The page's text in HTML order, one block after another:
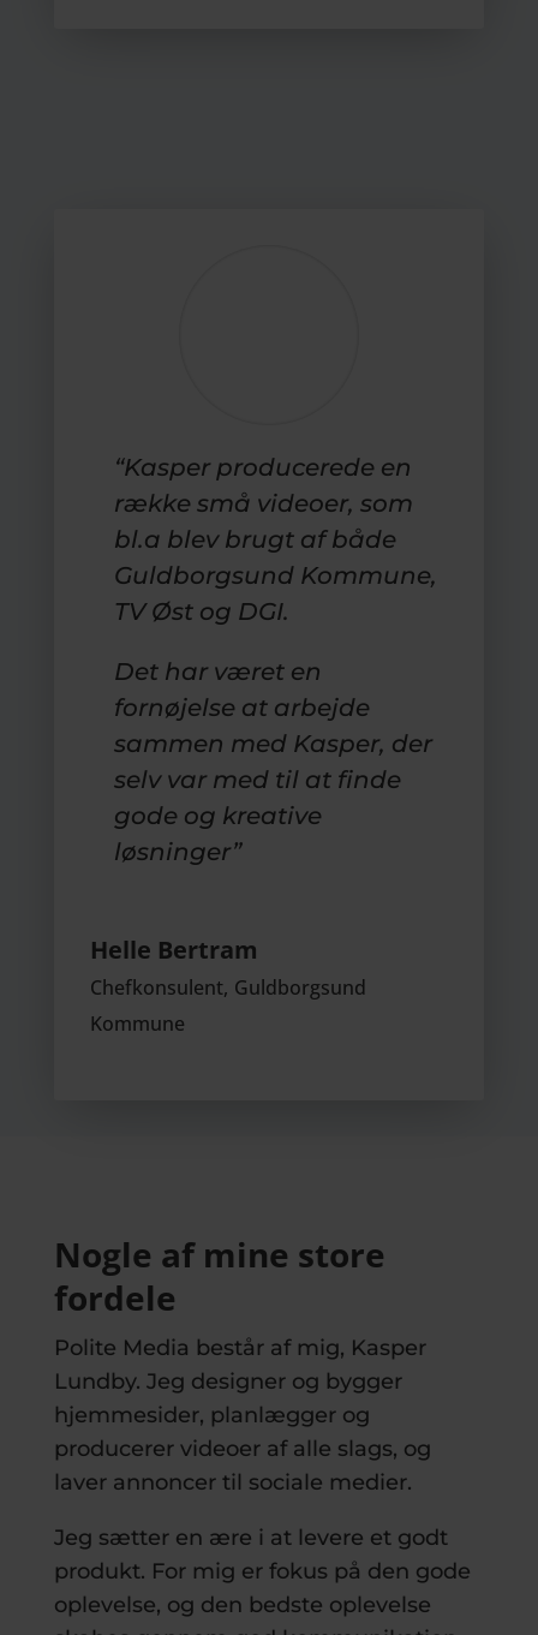
“Kasper producerede en
række små videoer, som
bl.a blev brugt af både
Guldborgsund Kommune,
TV Øst og DGI.
Det har været en
fornøjelse at arbejde
sammen med Kasper, der
selv var med til at finde
gode og kreative
løsninger”
Helle Bertram
Chefkonsulent, Guldborgsund
Kommune
Nogle af mine store
fordele
Polite Media består af mig, Kasper
Lundby. Jeg designer og bygger
hjemmesider, planlægger og
producerer videoer af alle slags, og
laver annoncer til sociale medier.
Jeg sætter en ære i at levere et godt
produkt. For mig er fokus på den gode
oplevelse, og den bedste oplevelse